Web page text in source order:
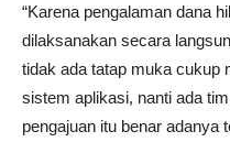
“Karena pengalaman dana
dilaksanakan secara
tidak ada tatap muka cukup
sistem aplikasi, nanti ada
pengajuan itu benar adanya